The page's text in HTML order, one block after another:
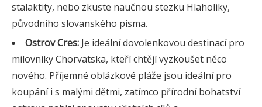
stalaktity, nebo zkuste naučnou stezku Hlaholiky,
původního slovanského písma.
Ostrov Cres: Je ideální dovolenkovou destinací pro
milovníky Chorvatska, kteří chtějí vyzkoušet něco
nového. Příjemné oblázkové pláže jsou ideální pro
koupání i s malými dětmi, zatímco přírodní bohatství